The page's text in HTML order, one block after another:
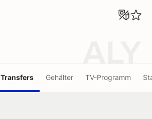
Transfers Gehälter TV-Programm